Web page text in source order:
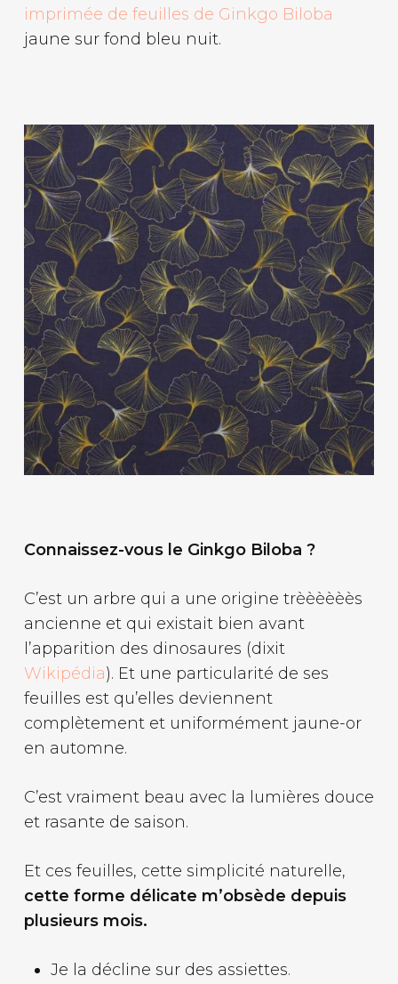
imprimée de feuilles de Ginkgo Biloba
jaune sur fond bleu nuit.
Connaissez-vous le Ginkgo Biloba ?
C’est un arbre qui a une origine trèèèèèès
ancienne et qui existait bien avant
l’apparition des dinosaures (dixit
Wikipédia). Et une particularité de ses
feuilles est qu’elles deviennent
complètement et uniformément jaune-or
en automne.
C’est vraiment beau avec la lumières douce
et rasante de saison.
Et ces feuilles, cette simplicité naturelle,
cette forme délicate m’obsède depuis
plusieurs mois.
Je la décline sur des assiettes.